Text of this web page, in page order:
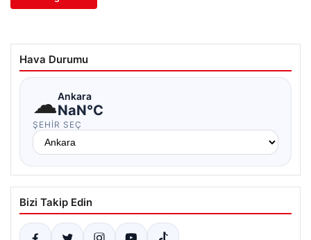
Hava Durumu
☁Ankara
NaN°C
ŞEHIR SEÇ
Bizi Takip Edin